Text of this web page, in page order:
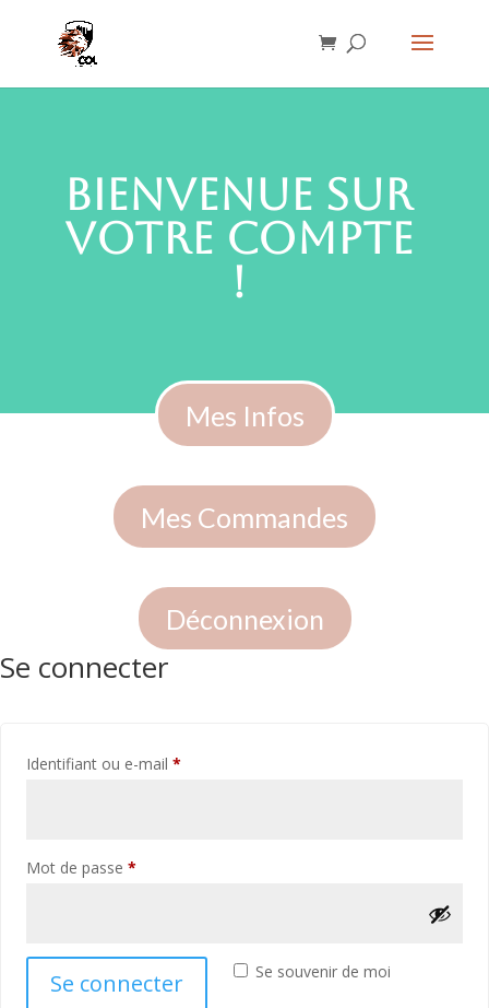
Bienvenue sur
votre compte
!
Mes Infos
Mes Commandes
Déconnexion
Se connecter
Identifiant ou e-mail *
Mot de passe *
Se souvenir de moi
Se connecter